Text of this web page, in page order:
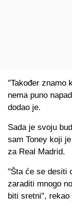
"Također znamo
nema puno
dodao je.
Sada je svoju
sam Toney koji
za Real Madrid.
"Šta će se desiti
zaraditi mnogo
biti sretni", rekao